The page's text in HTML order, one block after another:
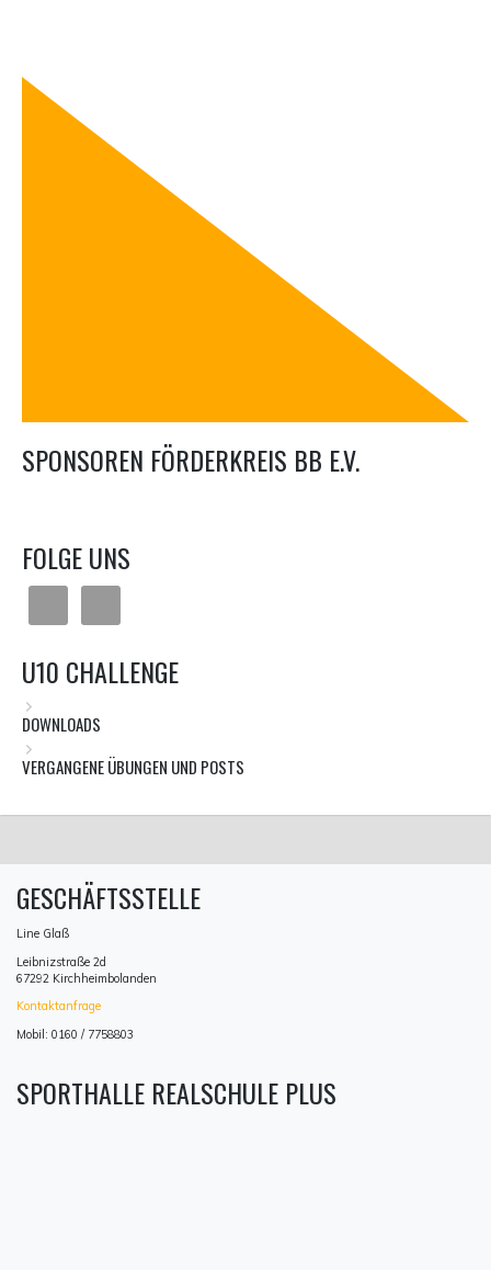
SPONSOREN FÖRDERKREIS BB E.V.
FOLGE UNS
U10 CHALLENGE
DOWNLOADS
VERGANGENE ÜBUNGEN UND POSTS
GESCHÄFTSSTELLE
Line Glaß
Leibnizstraße 2d
67292 Kirchheimbolanden
Kontaktanfrage
Mobil: 0160 / 7758803
SPORTHALLE REALSCHULE PLUS